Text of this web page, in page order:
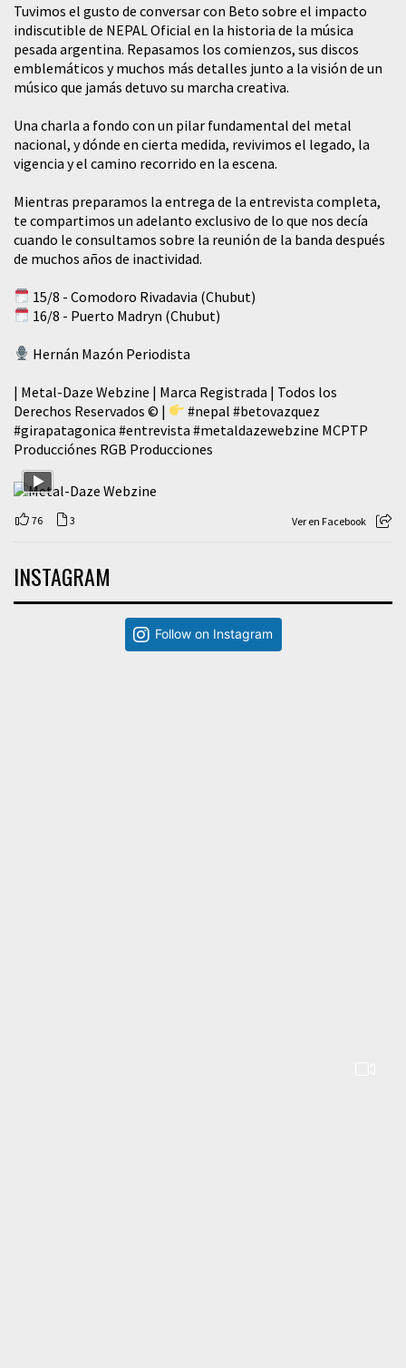
Tuvimos el gusto de conversar con Beto sobre el impacto
indiscutible de NEPAL Oficial en la historia de la música
pesada argentina. Repasamos los comienzos, sus discos
emblemáticos y muchos más detalles junto a la visión de un
músico que jamás detuvo su marcha creativa.
​Una charla a fondo con un pilar fundamental del metal
nacional, y dónde en cierta medida, revivimos el legado, la
vigencia y el camino recorrido en la escena.
Mientras preparamos la entrega de la entrevista completa,
te compartimos un adelanto exclusivo de lo que nos decía
cuando le consultamos sobre la reunión de la banda después
de muchos años de inactividad.
15/8 - Comodoro Rivadavia (Chubut)
16/8 - Puerto Madryn (Chubut)
Hernán Mazón Periodista
| Metal-Daze Webzine | Marca Registrada | Todos los
Derechos Reservados © |
#nepal #betovazquez
#girapatagonica #entrevista #metaldazewebzine MCPTP
Producciónes RGB Producciones
76 3 Ver en Facebook
INSTAGRAM
Follow on Instagram